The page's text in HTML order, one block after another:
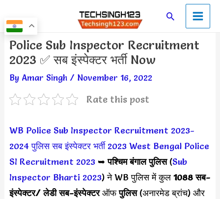
to
content
SearchMain
Menu
Police Sub Inspector Recruitment
2023 ✅ सब इंस्पेक्टर भर्ती Now
By Amar Singh / November 16, 2022
Rate this post
WB Police Sub Inspector Recruitment 2023-
2024 पुलिस सब इंस्पेक्टर भर्ती 2023 West Bengal Police
SI Recruitment 2023➥पश्चिम बंगाल पुलिस(Sub
Inspector Bharti 2023) ने WB पुलिस में कुल 1088 सब-
इंस्पेक्टर/ लेडी सब-इंस्पेक्टरऑफपुलिस (अनारमेड ब्रांच) और
Post
navigation